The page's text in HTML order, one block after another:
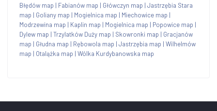
Błędów map | Fabianów map | Główczyn map | Jastrzębia Stara
map | Goliany map | Mogielnica map | Miechowice map |
Modrzewina map | Kaplin map | Mogielnica map | Popowice map |
Dylew map | Trzylatków Duży map | Skowronki map | Gracjanów
map | Głudna map | Rębowola map | Jastrzębia map | Wilhelmów
map | Otalążka map | Wólka Kurdybanowska map